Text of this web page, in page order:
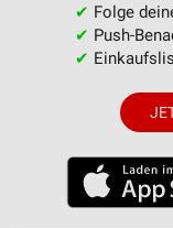
✔ Folge
✔ Push-
✔